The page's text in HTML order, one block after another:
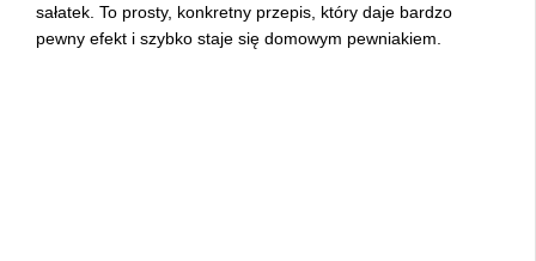
sałatek. To prosty, konkretny przepis, który daje bardzo
pewny efekt i szybko staje się domowym pewniakiem.